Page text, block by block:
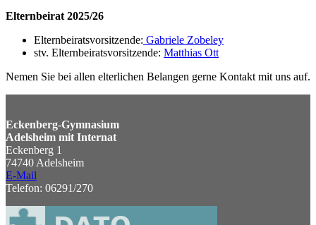
Elternbeirat 2025/26
Elternbeiratsvorsitzende: Gabriele Zobeley
stv. Elternbeiratsvorsitzende: Matthias Ott
Nemen Sie bei allen elterlichen Belangen gerne Kontakt mit uns auf.
Eckenberg-Gymnasium
Adelsheim mit Internat
Eckenberg 1
74740 Adelsheim
E-Mail
Telefon: 06291/270